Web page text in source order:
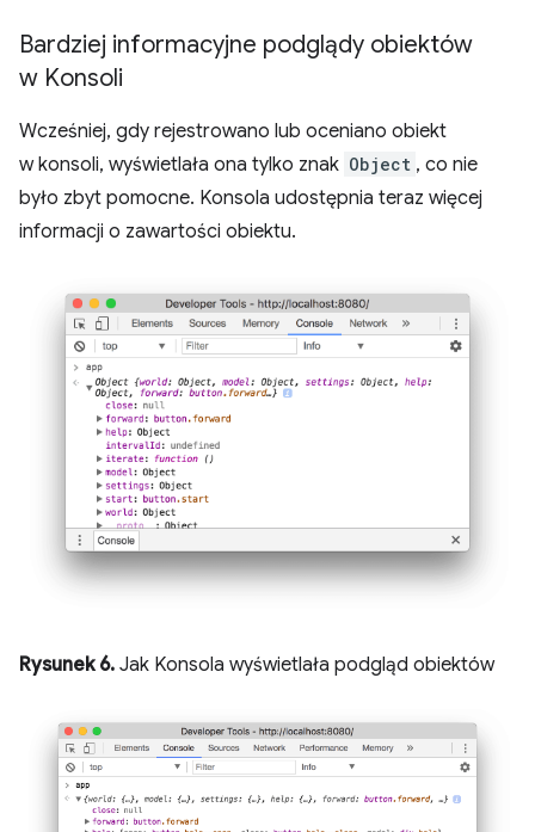
Bardziej informacyjne podglądy obiektów
w Konsoli
Wcześniej, gdy rejestrowano lub oceniano obiekt
w konsoli, wyświetlała ona tylko znak Object , co nie
było zbyt pomocne. Konsola udostępnia teraz więcej
informacji o zawartości obiektu.
Rysunek 6. Jak Konsola wyświetlała podgląd obiektów